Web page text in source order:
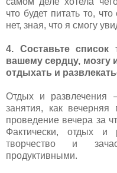
что будет питать то,
нет, зная, что я смогу
4. Составьте список
вашему сердцу, мозгу
отдыхать и
Отдых и развлечения
занятия, как вечерняя
проведение вечера за
Фактически, отдых и
творчество и
продуктивными.